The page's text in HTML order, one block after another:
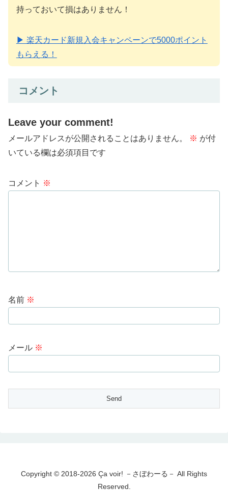
持っておいて損はありません！
▶ 楽天カード新規入会キャンペーンで5000ポイント
もらえる！
コメント
Leave your comment!
メールアドレスが公開されることはありません。 ※ が付
いている欄は必須項目です
コメント ※
名前 ※
メール ※
Copyright © 2018-2026 Ça voir! －さぼわーる－ All Rights
Reserved.